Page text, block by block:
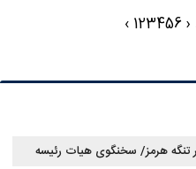
‹
123456
›
تنگه هرمز/ سخنگوی هیات رئیسه